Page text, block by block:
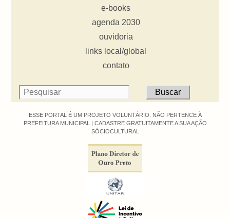
e-books
agenda 2030
ouvidoria
links local/global
contato
ESSE PORTAL É UM PROJETO VOLUNTÁRIO. NÃO PERTENCE À
PREFEITURA MUNICIPAL | CADASTRE GRATUITAMENTE A SUA AÇÃO
SÓCIOCULTURAL